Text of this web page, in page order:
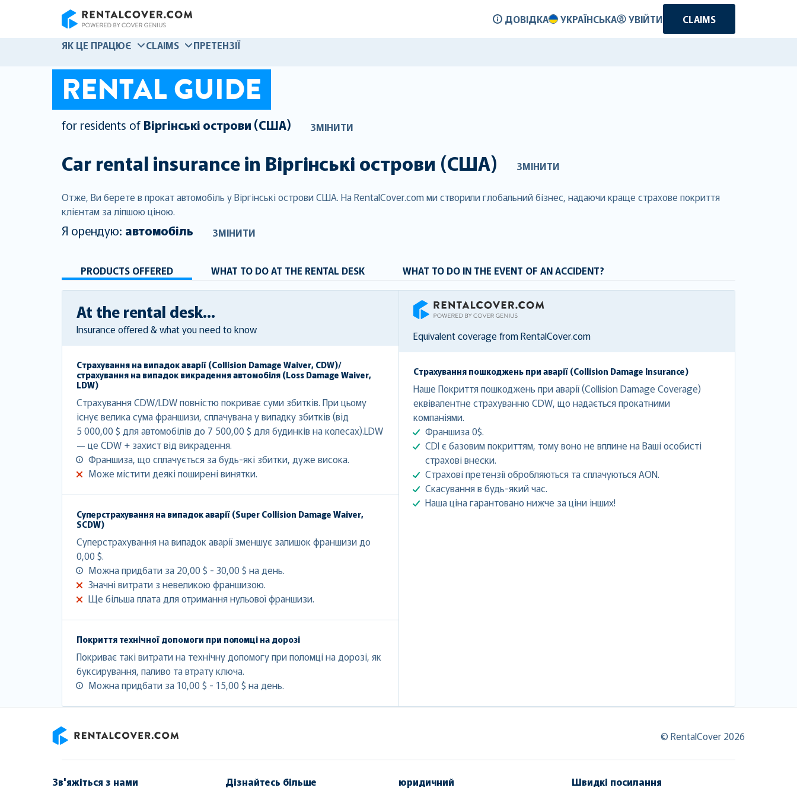
ДОВІДКА УКРАЇНСЬКА УВІЙТИ
CLAIMS
ЯК ЦЕ ПРАЦЮЄ
CLAIMS ПРЕТЕНЗІЇ
RENTAL GUIDE
for residents of Віргінські острови (США) ЗМІНИТИ
Car rental insurance in Віргінські острови (США) ЗМІНИТИ
Отже, Ви берете в прокат автомобіль у Віргінські острови США. На RentalCover.com ми створили глобальний бізнес, надаючи краще страхове покриття
клієнтам за ліпшою ціною.
Я орендую: автомобіль ЗМІНИТИ
PRODUCTS OFFERED WHAT TO DO AT THE RENTAL DESK WHAT TO DO IN THE EVENT OF AN ACCIDENT?
At the rental desk...
Insurance offered & what you need to know
Страхування на випадок аварії (Collision Damage Waiver, CDW)/
страхування на випадок викрадення автомобіля (Loss Damage Waiver,
LDW)
Страхування CDW/LDW повністю покриває суми збитків. При цьому
існує велика сума франшизи, сплачувана у випадку збитків (від
5 000,00 $ для автомобілів до 7 500,00 $ для будинків на колесах).LDW
— це CDW + захист від викрадення.
Франшиза, що сплачується за будь-які збитки, дуже висока.
Може містити деякі поширені винятки.
Суперстрахування на випадок аварії (Super Collision Damage Waiver,
SCDW)
Суперстрахування на випадок аварії зменшує залишок франшизи до
0,00 $.
Можна придбати за 20,00 $ - 30,00 $ на день.
Значні витрати з невеликою франшизою.
Ще більша плата для отримання нульової франшизи.
Покриття технічної допомоги при поломці на дорозі
Покриває такі витрати на технічну допомогу при поломці на дорозі, як
буксирування, паливо та втрату ключа.
Можна придбати за 10,00 $ - 15,00 $ на день.
RentalCover
Equivalent coverage from RentalCover.com
Страхування пошкоджень при аварії (Collision Damage Insurance)
Наше Покриття пошкоджень при аварії (Collision Damage Coverage)
еквівалентне страхуванню CDW, що надається прокатними
компаніями.
Франшиза 0$.
CDI є базовим покриттям, тому воно не вплине на Ваші особисті
страхові внески.
Страхові претензії обробляються та сплачуються AON.
Скасування в будь-який час.
Наша ціна гарантовано нижче за ціни інших!
© RentalCover 2026
Зв'яжіться з нами
Дізнайтесь більше
юридичний
Швидкі посилання